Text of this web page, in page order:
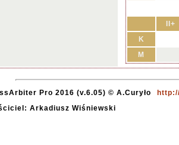
II+
K
M
Pro 2016 (v.6.05) © A.Curyło
Arkadiusz Wiśniewski